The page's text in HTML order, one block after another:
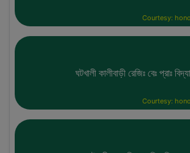
Courtesy:
ঘটখালী কালীবাড়ী রেজিঃ বেঃ প্রাঃ
Courtesy: